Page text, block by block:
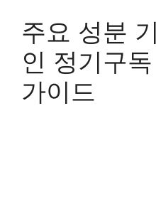
주요 성분
인 정기구
가이드